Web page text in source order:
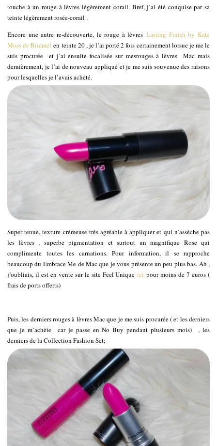
touche à un rouge à lèvres légèrement corail. Bref, j’ai été conquise par sa
teinte légèrement rosée-corail .
Encore une autre re-découverte, le rouge à lèvresLasting Finish by Kate
Moss de Rimmel en teinte 20 , je l’ai porté 2 fois certainement lorsue je me le
suis procurée et j’ai ensuite focalisée sur mesrouges à lèvres Mac mais
dernièrement, je l’ai de nouveau appliqué et je me suis souvenue des raisons
pour lesquelles je l’avais acheté.
Super tenue, texture crémeuse très agréable à appliquer et qui n’assèche pas
les lèvres , superbe pigmentation et surtout un magnifique Rose qui
complimente toutes les carnations. Pour information, il se rapproche
beaucoup du Embrace Me de Mac que je vous présente un peu plus bas. Ah ,
j’oubliais, il est en vente sur le site Feel Uniqueici pour moins de 7 euros (
frais de ports offerts)
Puis, les derniers rouges à lèvres Mac que je me suis procurée ( et les derniers
que je m’achète car je passe en No Buy pendant plusieurs mois) , les
derniers de la Collection Fashion Set;